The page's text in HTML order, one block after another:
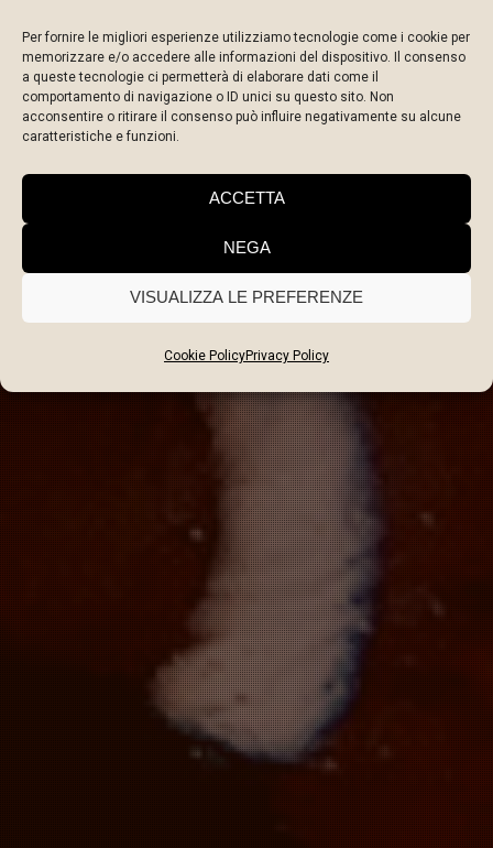
Per fornire le migliori esperienze utilizziamo tecnologie come i cookie per
memorizzare e/o accedere alle informazioni del dispositivo. Il consenso
a queste tecnologie ci permetterà di elaborare dati come il
comportamento di navigazione o ID unici su questo sito. Non
acconsentire o ritirare il consenso può influire negativamente su alcune
caratteristiche e funzioni.
ACCETTA
NEGA
VISUALIZZA LE PREFERENZE
Cookie PolicyPrivacy Policy
below.